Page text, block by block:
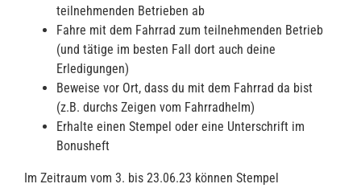
teilnehmenden Betrieben ab
Fahre mit dem Fahrrad zum teilnehmenden Betrieb
(und tätige im besten Fall dort auch deine
Erledigungen)
Beweise vor Ort, dass du mit dem Fahrrad da bist
(z.B. durchs Zeigen vom Fahrradhelm)
Erhalte einen Stempel oder eine Unterschrift im
Bonusheft
Im Zeitraum vom 3. bis 23.06.23 können Stempel